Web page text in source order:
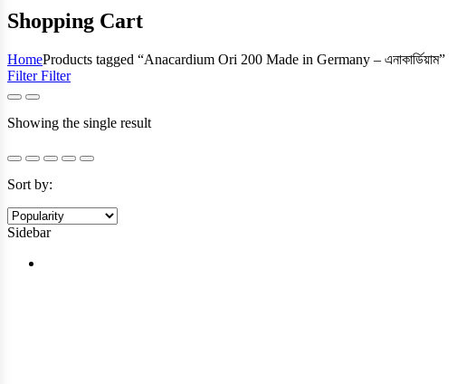
Shopping Cart
HomeProducts tagged “Anacardium Ori 200 Made in Germany – এনাকার্ডিয়াম”
FilterFilter
Showing the single result
Sort by:
Sidebar